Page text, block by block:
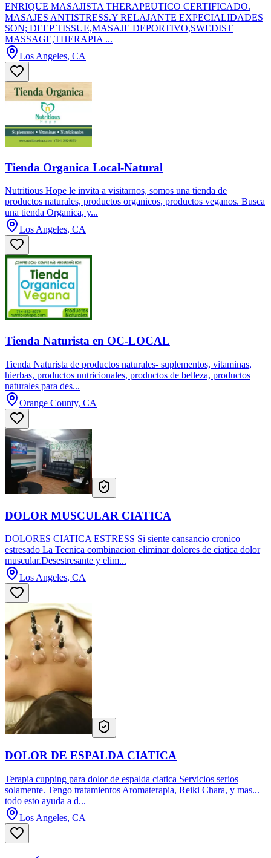
ENRIQUE MASAJISTA THERAPEUTICO CERTIFICADO.
MASAJES ANTISTRESS.Y RELAJANTE EXPECIALIDADES
SON; DEEP TISSUE,MASAJE DEPORTIVO,SWEDIST
MASSAGE,THERAPIA ...
Los Angeles, CA
Tienda Organica Local-Natural
Nutritious Hope le invita a visitarnos, somos una tienda de
productos naturales, productos organicos, productos veganos. Busca
una tienda Organica, y...
Los Angeles, CA
Tienda Naturista en OC-LOCAL
Tienda Naturista de productos naturales- suplementos, vitaminas,
hierbas, productos nutricionales, productos de belleza, productos
naturales para des...
Orange County, CA
DOLOR MUSCULAR CIATICA
DOLORES CIATICA ESTRESS Si siente cansancio cronico
estresado La Tecnica combinacion eliminar dolores de ciatica dolor
muscular.Desestresante y elim...
Los Angeles, CA
DOLOR DE ESPALDA CIATICA
Terapia cupping para dolor de espalda ciatica Servicios serios
solamente. Tengo tratamientos Aromaterapia, Reiki Chara, y mas...
todo esto ayuda a d...
Los Angeles, CA